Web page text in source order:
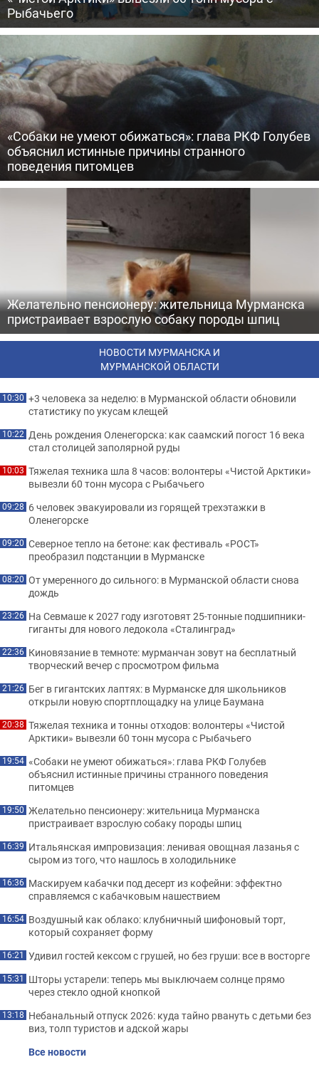
Рыбачьего
«Собаки не умеют обижаться»: глава РКФ Голубев
объяснил истинные причины странного
поведения питомцев
Желательно пенсионеру: жительница Мурманска
пристраивает взрослую собаку породы шпиц
НОВОСТИ МУРМАНСКА И
МУРМАНСКОЙ ОБЛАСТИ
10:30 +3 человека за неделю: в Мурманской области обновили
статистику по укусам клещей
10:22 День рождения Оленегорска: как саамский погост 16 века
стал столицей заполярной руды
10:03 Тяжелая техника шла 8 часов: волонтеры «Чистой Арктики»
вывезли 60 тонн мусора с Рыбачьего
09:28 6 человек эвакуировали из горящей трехэтажки в
Оленегорске
09:20 Северное тепло на бетоне: как фестиваль «РОСТ»
преобразил подстанции в Мурманске
08:20 От умеренного до сильного: в Мурманской области снова
дождь
23:26 На Севмаше к 2027 году изготовят 25-тонные подшипники-
гиганты для нового ледокола «Сталинград»
22:36 Киновязание в темноте: мурманчан зовут на бесплатный
творческий вечер с просмотром фильма
21:26 Бег в гигантских лаптях: в Мурманске для школьников
открыли новую спортплощадку на улице Баумана
20:38 Тяжелая техника и тонны отходов: волонтеры «Чистой
Арктики» вывезли 60 тонн мусора с Рыбачьего
19:54 «Собаки не умеют обижаться»: глава РКФ Голубев
объяснил истинные причины странного поведения
питомцев
19:50 Желательно пенсионеру: жительница Мурманска
пристраивает взрослую собаку породы шпиц
16:39 Итальянская импровизация: ленивая овощная лазанья с
сыром из того, что нашлось в холодильнике
16:36 Маскируем кабачки под десерт из кофейни: эффектно
справляемся с кабачковым нашествием
16:54 Воздушный как облако: клубничный шифоновый торт,
который сохраняет форму
16:21 Удивил гостей кексом с грушей, но без груши: все в восторге
15:31 Шторы устарели: теперь мы выключаем солнце прямо
через стекло одной кнопкой
13:18 Небанальный отпуск 2026: куда тайно рвануть с детьми без
виз, толп туристов и адской жары
Все новости